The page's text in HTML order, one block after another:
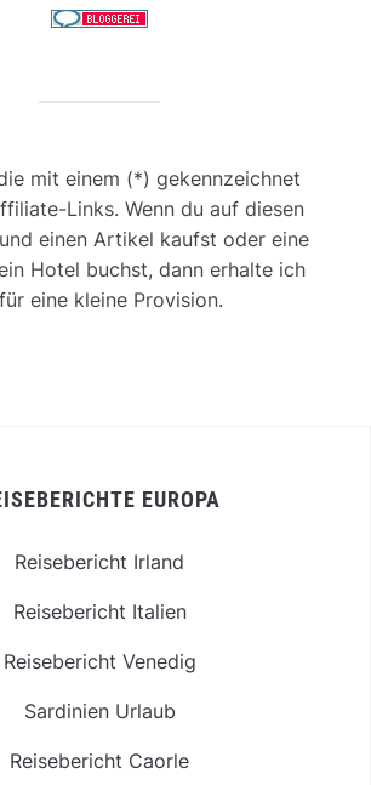
mit einem (*) gekennzeichnet
Links. Wenn du auf diesen
einen Artikel kaufst oder eine
Hotel buchst, dann erhalte ich
eine kleine Provision.
EUROPA
Reisebericht Irland
Reisebericht Italien
Reisebericht Venedig
Sardinien Urlaub
Reisebericht Caorle